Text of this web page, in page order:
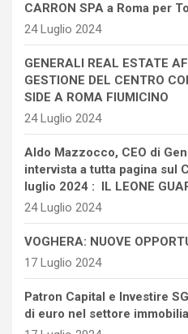
CARRON SPA a Roma per
24 Luglio 2024
GENERALI REAL ESTATE
GESTIONE DEL CENTRO
SIDE A ROMA FIUMICINO
24 Luglio 2024
Aldo Mazzocco, CEO di
intervista a tutta pagina sul
luglio 2024 : IL LEONE
24 Luglio 2024
VOGHERA: NUOVE
17 Luglio 2024
Patron Capital e Investire
di euro nel settore